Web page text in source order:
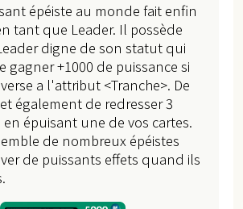
épéiste au monde fait enfin
tant que Leader. Il possède
digne de son statut qui
gagner +1000 de puissance si
a l'attribut <Tranche>. De
également de redresser 3
en épuisant une de vos cartes.
de nombreux épéistes
de puissants effets quand ils